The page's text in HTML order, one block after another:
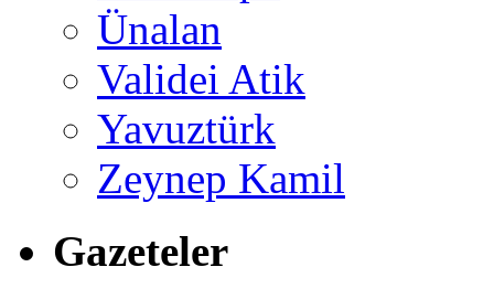
Ünalan
Validei Atik
Yavuztürk
Zeynep Kamil
Gazeteler